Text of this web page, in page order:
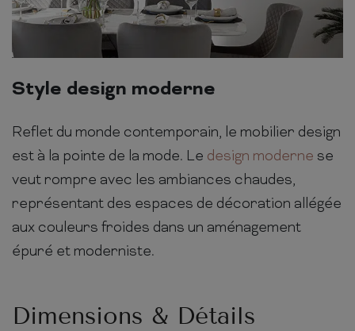
Style design moderne
Reflet du monde contemporain, le mobilier design
est à la pointe de la mode. Le design moderne se
veut rompre avec les ambiances chaudes,
représentant des espaces de décoration allégée
aux couleurs froides dans un aménagement
épuré et moderniste.
Dimensions & Détails